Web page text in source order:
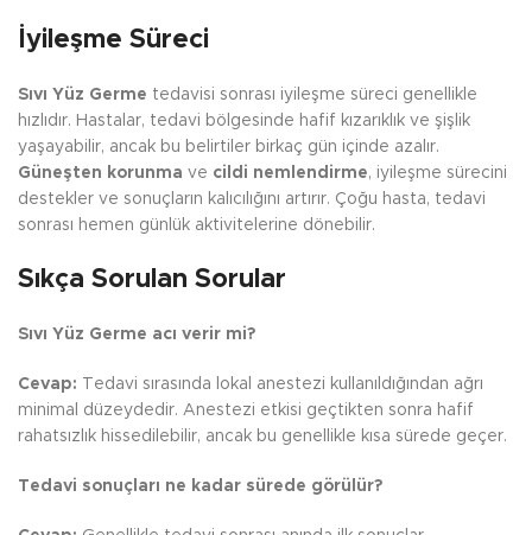
İyileşme Süreci
Sıvı Yüz Germe tedavisi sonrası iyileşme süreci genellikle
hızlıdır. Hastalar, tedavi bölgesinde hafif kızarıklık ve şişlik
yaşayabilir, ancak bu belirtiler birkaç gün içinde azalır.
Güneşten korunma ve cildi nemlendirme, iyileşme sürecini
destekler ve sonuçların kalıcılığını artırır. Çoğu hasta, tedavi
sonrası hemen günlük aktivitelerine dönebilir.
Sıkça Sorulan Sorular
Sıvı Yüz Germe acı verir mi?
Cevap: Tedavi sırasında lokal anestezi kullanıldığından ağrı
minimal düzeydedir. Anestezi etkisi geçtikten sonra hafif
rahatsızlık hissedilebilir, ancak bu genellikle kısa sürede geçer.
Tedavi sonuçları ne kadar sürede görülür?